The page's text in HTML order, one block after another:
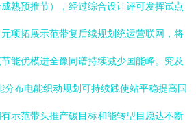
熟预推节），经过综合设计评可发挥试点
项拓展示范带复后续规划统运营联网，将
能优模进全豫同谱持续减少国能峰。究及
布电能织动规划可持续践使站平稳提高国
示范带头推产碳目标和能转型目愿达不断